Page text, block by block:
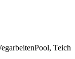
Pool, Teich